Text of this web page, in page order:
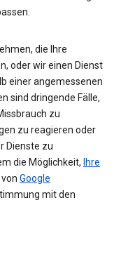
die Ihre
oder wir einen Dienst
einer angemessenen
sind dringende Fälle,
zu
zu reagieren oder
Dienste zu
die Möglichkeit, Ihre
Google
mit den